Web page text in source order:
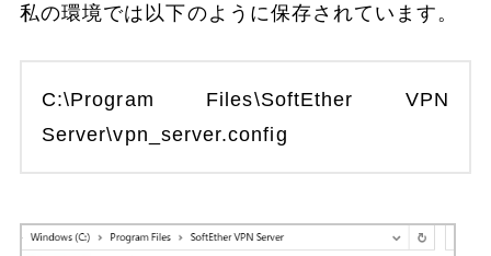
私の環境では以下のように保存されています。
C:\Program Files\SoftEther VPN
Server\vpn_server.config